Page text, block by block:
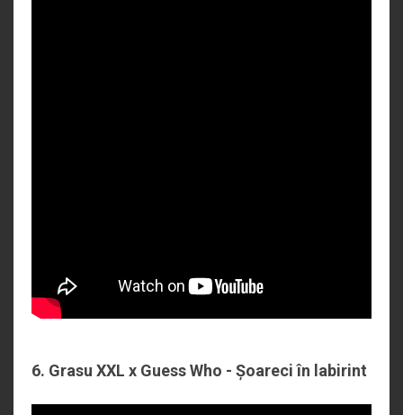
6. Grasu XXL x Guess Who - Șoareci în labirint